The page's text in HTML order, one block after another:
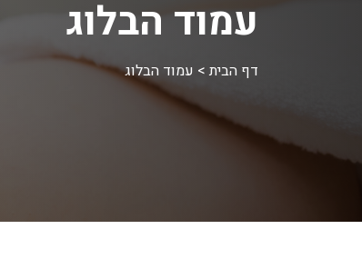
עמוד הבלוג
דף הבית > עמוד הבלוג